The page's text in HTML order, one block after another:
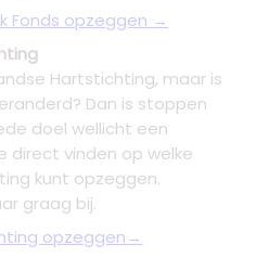
Fonds opzeggen →
Hartstichting, maar is
Dan is stoppen
doel wellicht een
direct vinden op welke
kunt opzeggen.
graag bij.
opzeggen→